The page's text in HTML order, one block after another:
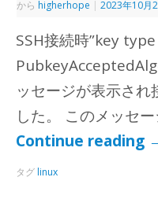
から higherhope | 2023年10月
SSH接続時”key
ッセージが表示され
した。 このメッセ
Continue reading
タグ linux